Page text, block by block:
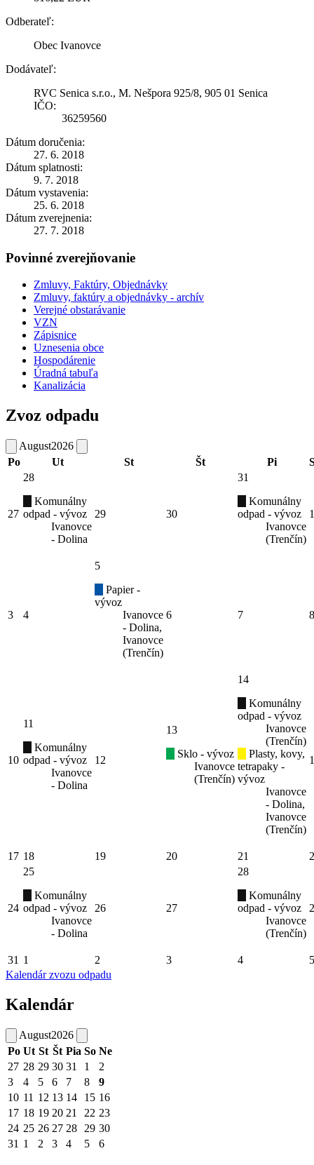
Odberateľ:
Obec Ivanovce
Dodávateľ:
RVC Senica s.r.o., M. Nešpora 925/8, 905 01 Senica
IČO:
36259560
Dátum doručenia:
27. 6. 2018
Dátum splatnosti:
9. 7. 2018
Dátum vystavenia:
25. 6. 2018
Dátum zverejnenia:
27. 7. 2018
Povinné zverejňovanie
Zmluvy, Faktúry, Objednávky
Zmluvy, faktúry a objednávky - archív
Verejné obstarávanie
VZN
Zápisnice
Uznesenia obce
Hospodárenie
Úradná tabuľa
Kanalizácia
Zvoz odpadu
August2026
Po
Ut St Št Pi
27
28
Komunálny
odpad - vývoz
Ivanovce
- Dolina
29 30
31
Komunálny
odpad - vývoz
Ivanovce
(Trenčín)
1
3 4
5
Papier -
vývoz
Ivanovce
- Dolina,
Ivanovce
(Trenčín)
6 7 8
10
11
Komunálny
odpad - vývoz
Ivanovce
- Dolina
12
13
Sklo - vývoz
Ivanovce
(Trenčín)
14
Komunálny
odpad - vývoz
Ivanovce
(Trenčín)
Plasty, kovy,
tetrapaky -
vývoz
Ivanovce
- Dolina,
Ivanovce
(Trenčín)
17 18 19 20 21
24
25
Komunálny
odpad - vývoz
Ivanovce
- Dolina
26 27
28
Komunálny
odpad - vývoz
Ivanovce
(Trenčín)
31 1 2 3 4
5
Kalendár zvozu odpadu
Kalendár
August2026
Po Ut St Št Pia So Ne
27 28 29 30 31 1
2
3
4 5 6 7 8
9
10 11 12 13 14 15 16
17 18 19 20 21 22 23
24 25 26 27 28 29 30
31 1 2 3 4 5 6